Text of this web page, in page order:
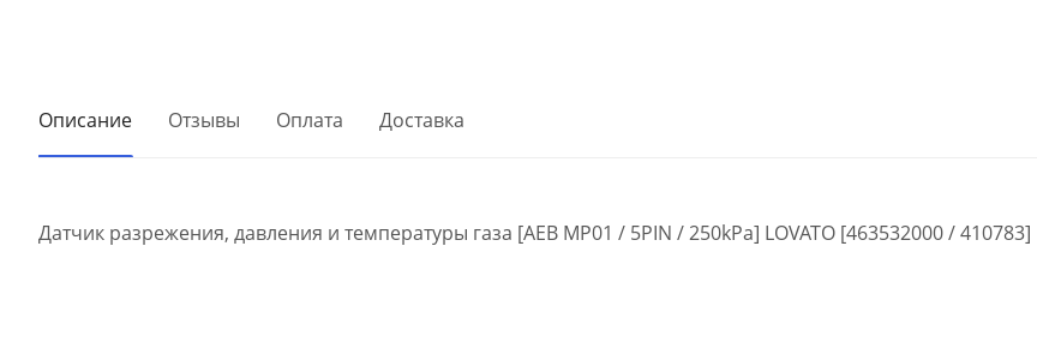
Описание Отзывы Оплата Доставка
Датчик разрежения, давления и температуры газа [AEB MP01 / 5PIN / 250kPa] LOVATO [463532000 / 410783]